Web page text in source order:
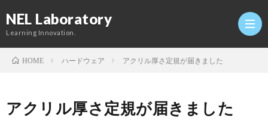
NEL Laboratory
Learning Innovation.
HOME ハードウェア アクリル厚さ定規が届きました
アクリル厚さ定規が届きました